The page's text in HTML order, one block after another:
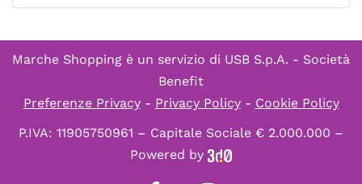
Marche Shopping è un servizio di USB S.p.A. - Società
Benefit
Preferenze Privacy- Privacy Policy- Cookie Policy
P.IVA: 11905750961 – Capitale Sociale € 2.000.000 –
Powered by